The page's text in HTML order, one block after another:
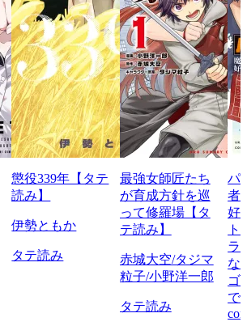
懲役339年【タテ
読み】
伊勢ともか
タテ読み
最強女師匠たち
が育成方針を巡
って修羅場【タ
テ読み】
赤城大空/タジマ
粒子/小野洋一郎
タテ読み
パ
者
好
ト
ラ
な
ゴ
で